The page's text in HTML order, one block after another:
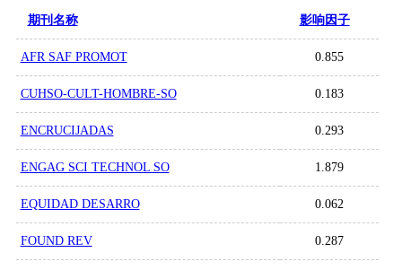
期刊名称 影响因子
AFR SAF PROMOT 0.855
CUHSO-CULT-HOMBRE-SO 0.183
ENCRUCIJADAS 0.293
ENGAG SCI TECHNOL SO 1.879
EQUIDAD DESARRO 0.062
FOUND REV 0.287